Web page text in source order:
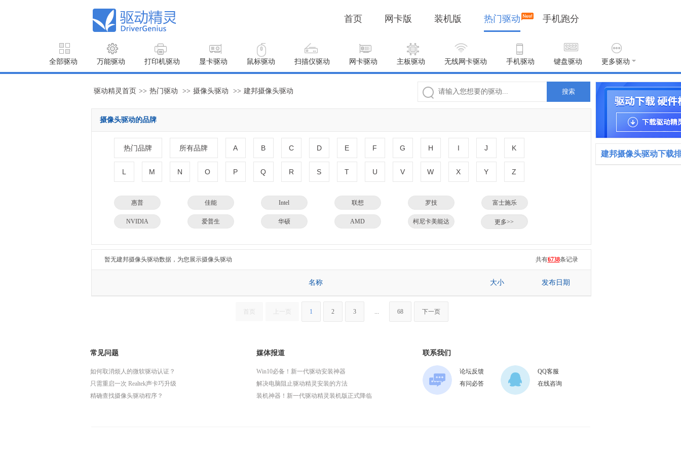
首页 网卡版 装机版 热门驱动 手机跑分
全部驱动 万能驱动 打印机驱动 显卡驱动 鼠标驱动 扫描仪驱动 网卡驱动 主板驱动 无线网卡驱动 手机驱动 键盘驱动 更多驱动
驱动精灵首页 >> 热门驱动 >> 摄像头驱动 >> 建邦摄像头驱动 搜索
摄像头驱动的品牌
热门品牌 所有品牌 A B C D E F G H I J K
L M N O P Q R S T U V W X Y Z
惠普 佳能 Intel 联想 罗技 富士施乐
NVIDIA 爱普生 华硕 AMD 柯尼卡美能达 小米
得力 瑞昱
更多>>
暂无建邦摄像头驱动数据，为您展示摄像头驱动 共有6738条记录
名称 大小 发布日期
首页 上一页 1 2 3 ... 68 下一页
建邦摄像头驱动下载
常见问题
如何取消烦人的微软驱动认证？
只需重启一次 Realtek声卡巧升级
精确查找摄像头驱动程序？
媒体报道
Win10必备！新一代驱动安装神器
解决电脑阻止驱动精灵安装的方法
装机神器！新一代驱动精灵装机版正式降临
联系我们
论坛反馈
有问必答
QQ客服
在线咨询